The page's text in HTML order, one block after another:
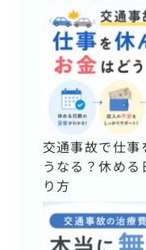
交通事故で仕
うなる？休め
り方